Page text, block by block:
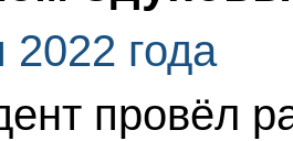
года
провёл